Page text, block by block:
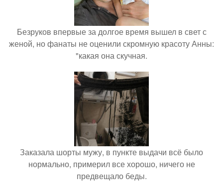
Безруков впервые за долгое время вышел в свет с
женой, но фанаты не оценили скромную красоту Анны:
"какая она скучная.
Заказала шорты мужу, в пункте выдачи всё было
нормально, примерил все хорошо, ничего не
предвещало беды.